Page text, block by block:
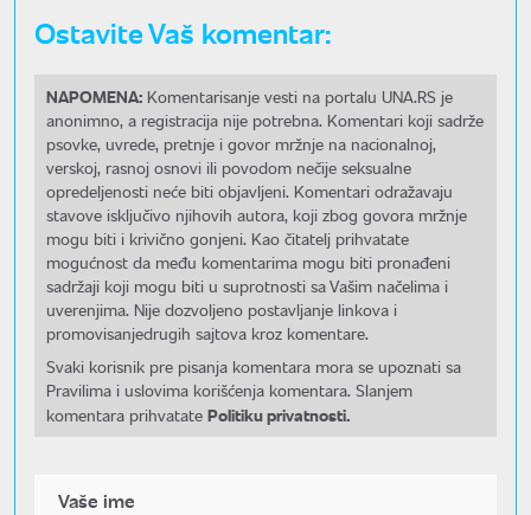
Ostavite Vaš komentar:
NAPOMENA: Komentarisanje vesti na portalu UNA.RS je
anonimno, a registracija nije potrebna. Komentari koji sadrže
psovke, uvrede, pretnje i govor mržnje na nacionalnoj,
verskoj, rasnoj osnovi ili povodom nečije seksualne
opredeljenosti neće biti objavljeni. Komentari odražavaju
stavove isključivo njihovih autora, koji zbog govora mržnje
mogu biti i krivično gonjeni. Kao čitatelj prihvatate
mogućnost da među komentarima mogu biti pronađeni
sadržaji koji mogu biti u suprotnosti sa Vašim načelima i
uverenjima. Nije dozvoljeno postavljanje linkova i
promovisanjedrugih sajtova kroz komentare.
Svaki korisnik pre pisanja komentara mora se upoznati sa
Pravilima i uslovima korišćenja komentara. Slanjem
komentara prihvatate Politiku privatnosti.